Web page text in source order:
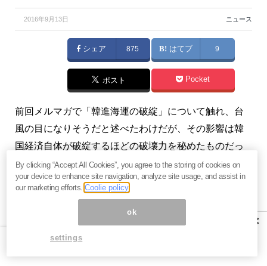
2016年9月13日 ニュース
シェア 875 はてブ 9
ポスト Pocket
前回メルマガで「韓進海運の破綻」について触れ、台
風の目になりそうだと述べたわけだが、その影響は韓
国経済自体が破綻するほどの破壊力を秘めたものだっ
た。まさに「輸出国家の危機」である。（『2011年 韓
国経済危機の軌跡（週間 韓国経済）』）
2011年 韓国経済危機の軌跡（週間 韓国
』2016年9月11日号の抜粋です。ご興味を持た
れた方はぜひこの機会にバックナンバー含め
て無料のお試し購読をどうぞ。
×
By clicking “Accept All Cookies”, you agree to the storing of cookies on
your device to enhance site navigation, analyze site usage, and assist in
our marketing efforts.Coolie policy
ok
settings